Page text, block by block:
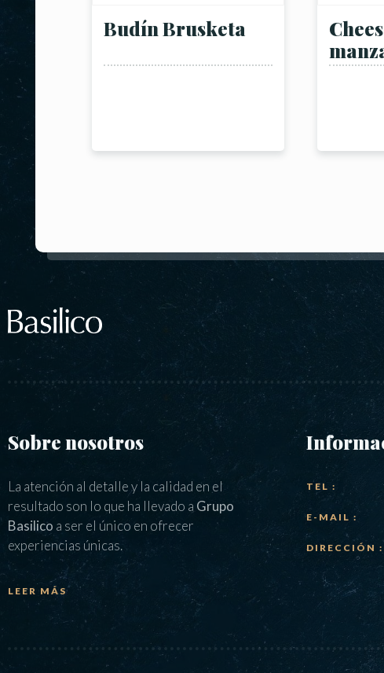
Budín Brusketa
Sobre nosotros
La atención al detalle y la calidad en el
resultado son lo que ha llevado a Grupo
Basilico a ser el único en ofrecer
experiencias únicas.
LEER MÁS
TEL :
E-MAIL :
DIRECCIÓN :